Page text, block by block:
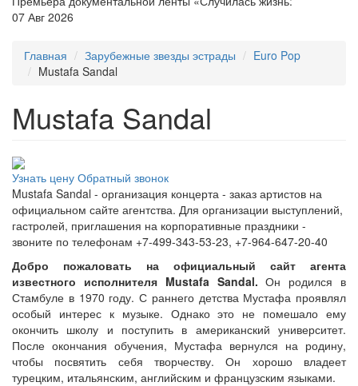
07 Авг 2026
Главная Зарубежные звезды эстрады
Euro Pop
Mustafa Sandal
Mustafa Sandal
Узнать цену Обратный звонок
Mustafa Sandal - организация концерта - заказ артистов на
официальном сайте агентства. Для организации выступлений,
гастролей, приглашения на корпоративные праздники -
звоните по телефонам +7-499-343-53-23, +7-964-647-20-40
Добро пожаловать на официальный сайт агента
известного исполнителя Mustafa Sandal. Он родился в
Стамбуле в 1970 году. С раннего детства Мустафа проявлял
особый интерес к музыке. Однако это не помешало ему
окончить школу и поступить в американский университет.
После окончания обучения, Мустафа вернулся на родину,
чтобы посвятить себя творчеству. Он хорошо владеет
турецким, итальянским, английским и французским языками.